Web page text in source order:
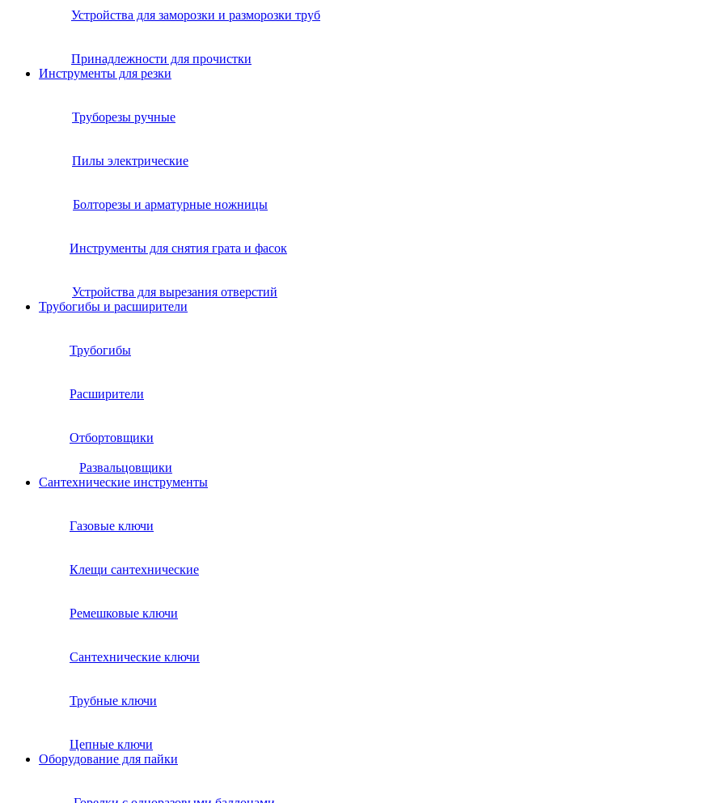
Устройства для заморозки и разморозки труб
Принадлежности для прочистки
Инструменты для резки
Труборезы ручные
Пилы электрические
Болторезы и арматурные ножницы
Инструменты для снятия грата и фасок
Устройства для вырезания отверстий
Трубогибы и расширители
Трубогибы
Расширители
Отбортовщики
Развальцовщики
Сантехнические инcтрументы
Газовые ключи
Клещи сантехнические
Ремешковые ключи
Сантехнические ключи
Трубные ключи
Цепные ключи
Оборудование для пайки